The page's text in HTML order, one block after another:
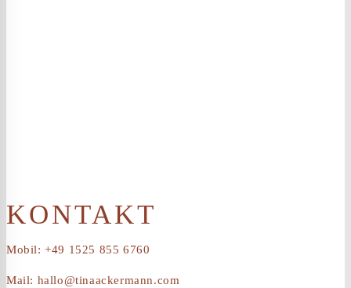
KONTAKT
Mobil: +49 1525 855 6760
Mail: hallo@tinaackermann.com